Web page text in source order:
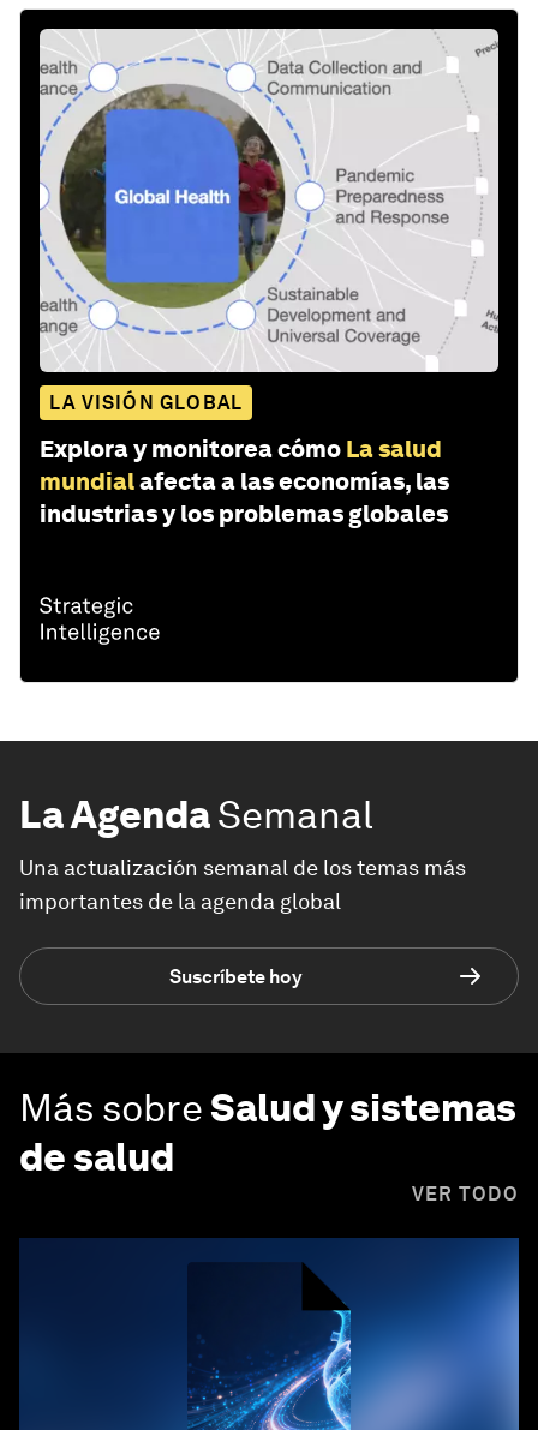
LA VISIÓN GLOBAL
Explora y monitorea cómo La salud
mundialafecta a las economías, las
industrias y los problemas globales
La AgendaSemanal
Una actualización semanal de los temas más
importantes de la agenda global
Suscríbete hoy
Más sobreSalud y sistemas
de salud
VER TODO